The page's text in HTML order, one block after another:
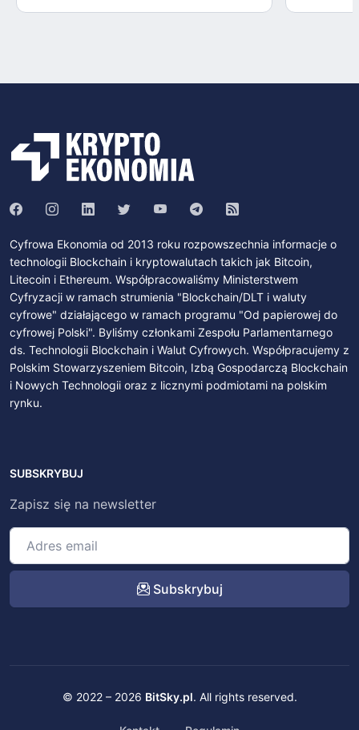
Cyfrowa Ekonomia od 2013 roku rozpowszechnia informacje o
technologii Blockchain i kryptowalutach takich jak Bitcoin,
Litecoin i Ethereum. Współpracowaliśmy Ministerstwem
Cyfryzacji w ramach strumienia "Blockchain/DLT i waluty
cyfrowe" działającego w ramach programu "Od papierowej do
cyfrowej Polski". Byliśmy członkami Zespołu Parlamentarnego
ds. Technologii Blockchain i Walut Cyfrowych. Współpracujemy z
Polskim Stowarzyszeniem Bitcoin, Izbą Gospodarczą Blockchain
i Nowych Technologii oraz z licznymi podmiotami na polskim
rynku.
SUBSKRYBUJ
Zapisz się na newsletter
Subskrybuj
© 2022 – 2026 BitSky.pl. All rights reserved.